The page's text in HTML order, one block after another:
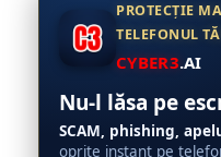
PROTECȚIE
TELEFONUL
CYBER3.AI
Nu-l lăsa pe
SCAM, phishing,
oprite instant pe